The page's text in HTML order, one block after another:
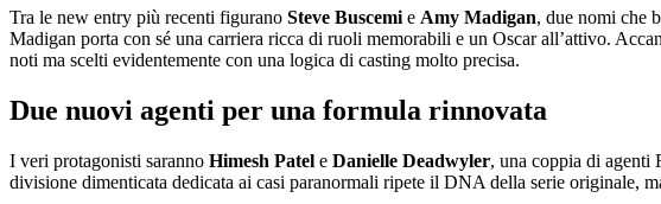
Tra le new entry più recenti figurano Steve Buscemi e Amy Madigan, due nomi che
Madigan porta con sé una carriera ricca di ruoli memorabili e un Oscar all’attivo.
noti ma scelti evidentemente con una logica di casting molto precisa.
Due nuovi agenti per una formula rinnovata
I veri protagonisti saranno Himesh Patel e Danielle Deadwyler, una coppia di agenti
divisione dimenticata dedicata ai casi paranormali ripete il DNA della serie originale,